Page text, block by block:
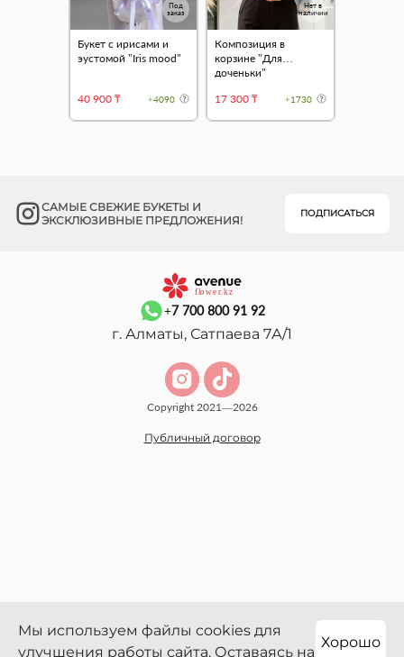
Под
заказ
Букет с ирисами и
эустомой "Iris mood"
40 900 ₸ +4090
Нет в
наличии
Композиция в
корзине "Для
доченьки"
17 300 ₸
+1730
САМЫЕ СВЕЖИЕ БУКЕТЫ И
ЭКСКЛЮЗИВНЫЕ ПРЕДЛОЖЕНИЯ!
ПОДПИСАТЬСЯ
+7 700 800 91 92
г. Алматы, Сатпаева 7А/1
Copyright 2021—2026
Публичный договор
Мы используем файлы cookies для
улучшения работы сайта. Оставаясь на
Хорошо